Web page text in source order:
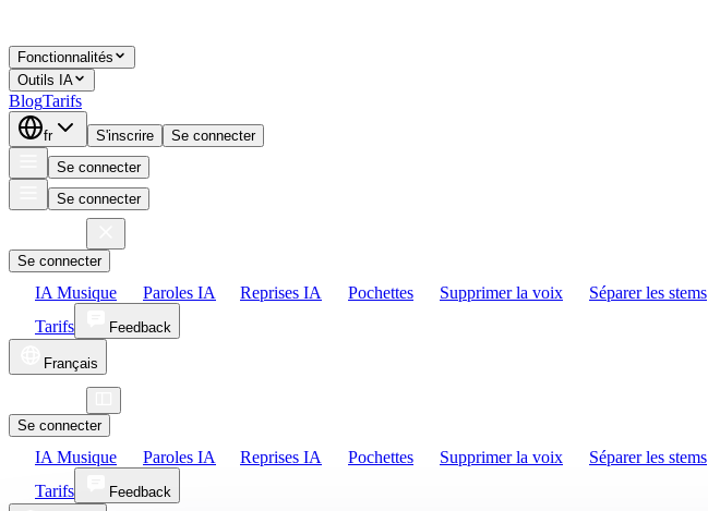
Fonctionnalités
Outils IA
BlogTarifs
fr S'inscrire
Se connecter
Se connecter
Se connecter
Se connecter
IA Musique Paroles IA Reprises IA Pochettes Supprimer la voix Séparer les stems
Tarifs
Feedback
Français
Se connecter
IA Musique Paroles IA Reprises IA Pochettes Supprimer la voix Séparer les stems
Tarifs
Feedback